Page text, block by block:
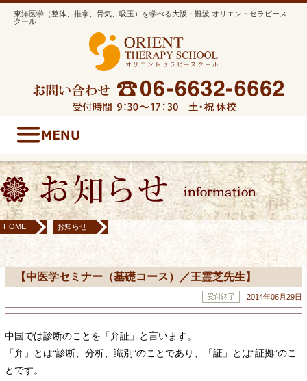
東洋医学（整体、推拿、骨気、吸玉）を学べる大阪・難波 オリエントセラピース
クール
HOME お知らせ 【中医学セミナー（基礎コース）／王霊芝先生】
【中医学セミナー（基礎コース）／王霊芝先生】
2014年06月29日
中国では診断のことを「弁証」と言います。
「弁」とは“診断、分析、識別”のことであり、「証」とは“証拠”のこ
とです。